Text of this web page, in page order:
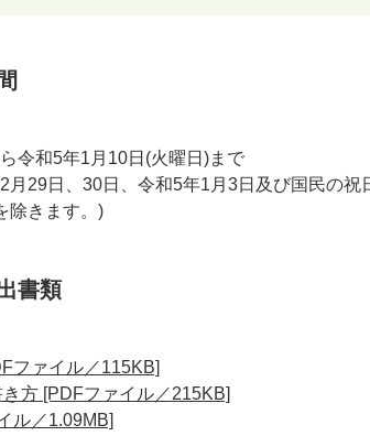
令和5年1月10日(火曜日)まで
月29日、30日、令和5年1月3日及び国民の祝
除きます。)
書類
ファイル／115KB]
方 [PDFファイル／215KB]
ル／1.09MB]